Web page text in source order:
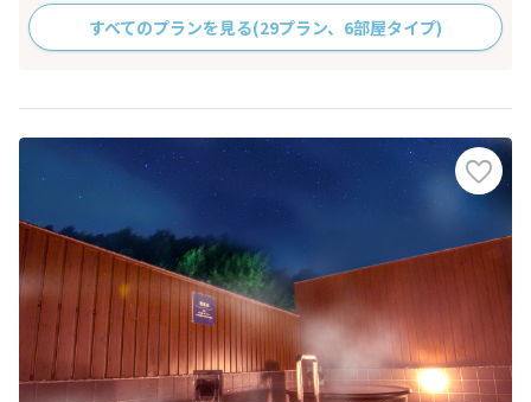
すべてのプランを見る(29プラン、6部屋タイプ)